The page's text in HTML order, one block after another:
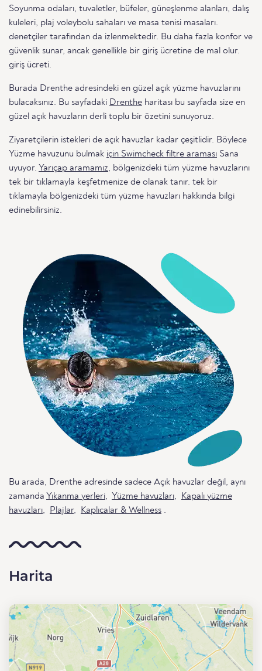
Soyunma odaları, tuvaletler, büfeler, güneşlenme alanları, dalış
kuleleri, plaj voleybolu sahaları ve masa tenisi masaları.
denetçiler tarafından da izlenmektedir. Bu daha fazla konfor ve
güvenlik sunar, ancak genellikle bir giriş ücretine de mal olur.
giriş ücreti.
Burada Drenthe adresindeki en güzel açık yüzme havuzlarını
bulacaksınız. Bu sayfadaki Drenthe haritası bu sayfada size en
güzel açık havuzların derli toplu bir özetini sunuyoruz.
Ziyaretçilerin istekleri de açık havuzlar kadar çeşitlidir. Böylece
Yüzme havuzunu bulmak için Swimcheck filtre araması Sana
uyuyor. Yarıçap aramamız, bölgenizdeki tüm yüzme havuzlarını
tek bir tıklamayla keşfetmenize de olanak tanır. tek bir
tıklamayla bölgenizdeki tüm yüzme havuzları hakkında bilgi
edinebilirsiniz.
Bu arada, Drenthe adresinde sadece Açık havuzlar değil, aynı
zamanda Yıkanma yerleri, Yüzme havuzları,
Kapalı yüzme
havuzları, Plajlar, Kaplıcalar & Wellness .
Harita